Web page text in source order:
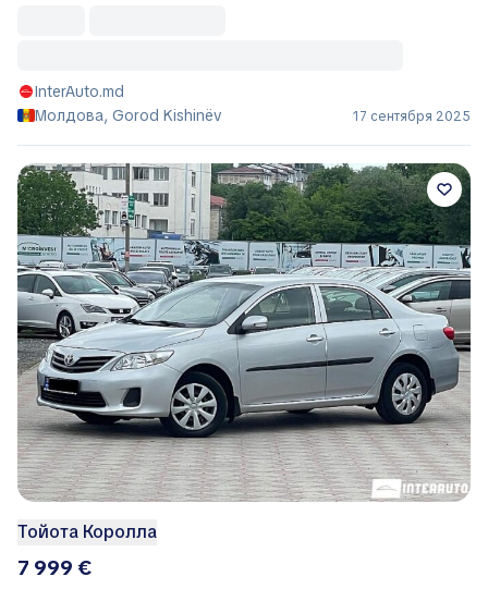
InterAuto.md
Молдова, Gorod Kishinëv
17 сентября 2025
Тойота Королла
7 999 €